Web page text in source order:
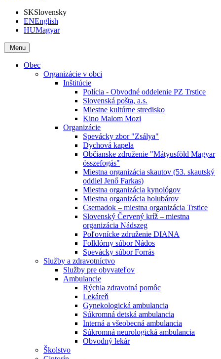
SKSlovensky
ENEnglish
HUMagyar
Menu
Obec
Organizácie v obci
Inštitúcie
Polícia - Obvodné oddelenie PZ Trstice
Slovenská pošta, a.s.
Miestne kultúrne stredisko
Kino Malom Mozi
Organizácie
Spevácky zbor "Zsálya"
Dychová kapela
Občianske združenie "Mátyusföld Magyar
összefogás"
Miestna organizácia skautov (53. skautský
oddiel Jenő Farkas)
Miestna organizácia kynológov
Miestna organizácia holubárov
Csemadok – miestna organizácia Trstice
Slovenský Červený kríž – miestna
organizácia Nádszeg
Poľovnícke združenie DIANA
Folklórny súbor Nádos
Spevácky súbor Forrás
Služby a zdravotníctvo
Služby pre obyvateľov
Ambulancie
Rýchla zdravotná pomôc
Lekáreň
Gynekologická ambulancia
Súkromná detská ambulancia
Interná a všeobecná ambulancia
Súkromná neurologická ambulancia
Obvodný lekár
Školstvo